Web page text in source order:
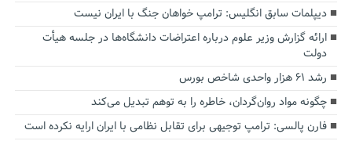
دیپلمات سابق انگلیس:‌ ترامپ خواهان جنگ با ایران نیست
ارائه گزارش وزیر علوم درباره اعتراضات دانشگاه‌ها در جلسه هیأت
دولت
رشد ۶۱ هزار واحدی شاخص بورس
چگونه مواد روان‌گردان، خاطره را به توهم تبدیل می‌کند
فارن پالسی: ترامپ توجیهی برای تقابل نظامی با ایران ارایه نکرده است